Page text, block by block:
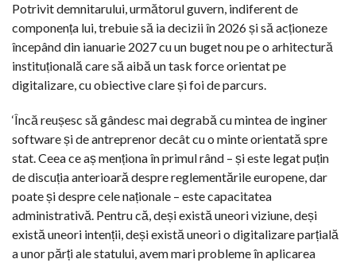
Potrivit demnitarului, următorul guvern, indiferent de
componența lui, trebuie să ia decizii în 2026 și să acționeze
începând din ianuarie 2027 cu un buget nou pe o arhitectură
instituțională care să aibă un task force orientat pe
digitalizare, cu obiective clare și foi de parcurs.
‘Încă reușesc să gândesc mai degrabă cu mintea de inginer
software și de antreprenor decât cu o minte orientată spre
stat. Ceea ce aș menționa în primul rând – și este legat puțin
de discuția anterioară despre reglementările europene, dar
poate și despre cele naționale – este capacitatea
administrativă. Pentru că, deși există uneori viziune, deși
există uneori intenții, deși există uneori o digitalizare parțială
a unor părți ale statului, avem mari probleme în aplicarea